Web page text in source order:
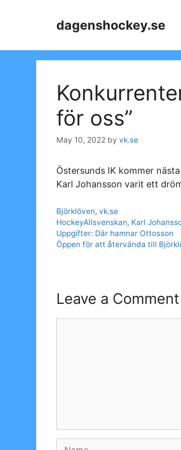
dagenshockey.se
för oss”
May 10, 2022 by vk.se
Östersunds IK kommer
Karl Johansson varit ett
Categories
Björklöven, vk.se
Tags
HockeyAllsvenskan, Karl
Uppgifter: Där hamnar Ottosson
Öppen för att återvända till
Leave a Comment
Name